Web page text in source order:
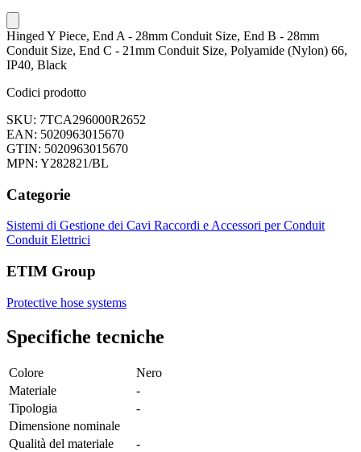
Hinged Y Piece, End A - 28mm Conduit Size, End B - 28mm
Conduit Size, End C - 21mm Conduit Size, Polyamide (Nylon) 66,
IP40, Black
Codici prodotto
SKU: 7TCA296000R2652
EAN: 5020963015670
GTIN: 5020963015670
MPN: Y282821/BL
Categorie
Sistemi di Gestione dei Cavi Raccordi e Accessori per Conduit
Conduit Elettrici
ETIM Group
Protective hose systems
Specifiche tecniche
Colore
Nero
Materiale
-
Tipologia
-
Dimensione nominale
Qualità del materiale
-